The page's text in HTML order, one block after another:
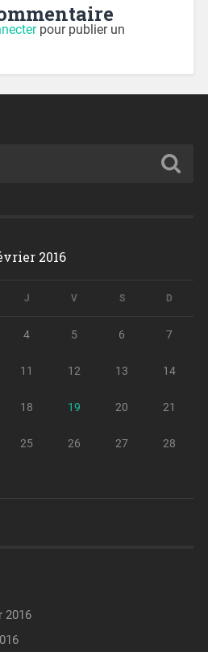
pour publier un
2016
J V S D
4 5 6 7
11 12 13 14
18 19 20 21
25 26 27 28
2016